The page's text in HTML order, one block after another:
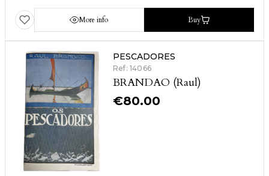
More info Buy
PESCADORES
Ref: 14066
BRANDAO (Raul)
€80.00